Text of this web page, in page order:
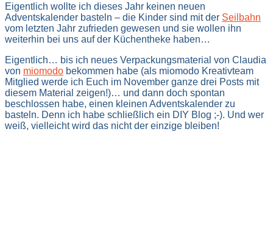
Eigentlich wollte ich dieses Jahr keinen neuen
Adventskalender basteln – die Kinder sind mit der Seilbahn
vom letzten Jahr zufrieden gewesen und sie wollen ihn
weiterhin bei uns auf der Küchentheke haben…
Eigentlich… bis ich neues Verpackungsmaterial von Claudia
von miomodo bekommen habe (als miomodo Kreativteam
Mitglied werde ich Euch im November ganze drei Posts mit
diesem Material zeigen!)… und dann doch spontan
beschlossen habe, einen kleinen Adventskalender zu
basteln. Denn ich habe schließlich ein DIY Blog ;-). Und wer
weiß, vielleicht wird das nicht der einzige bleiben!